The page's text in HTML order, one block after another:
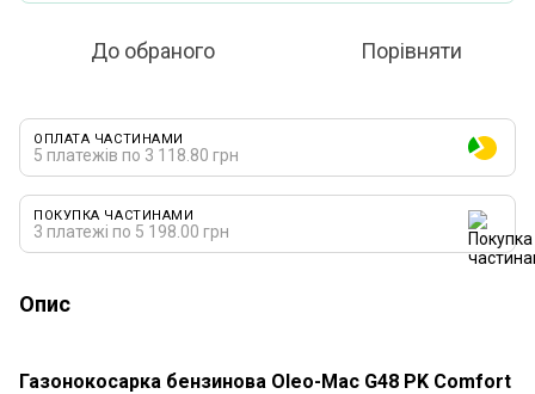
До обраного Порівняти
ОПЛАТА ЧАСТИНАМИ
5 платежів по 3 118.80 грн
ПОКУПКА ЧАСТИНАМИ
3 платежі по 5 198.00 грн
Опис
Газонокосарка бензинова Oleo-Mac G48 PK Comfort